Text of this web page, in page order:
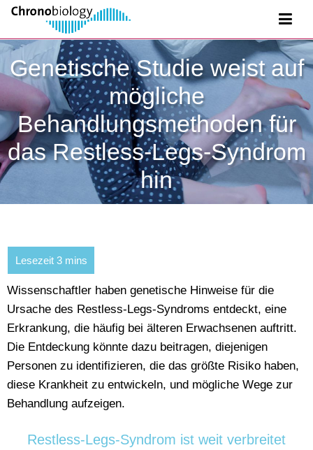
Genetische Studie weist auf
mögliche
Behandlungsmethoden für
das Restless-Legs-Syndrom
hin
Wissenschaftler haben genetische Hinweise für die
Ursache des Restless-Legs-Syndroms entdeckt, eine
Erkrankung, die häufig bei älteren Erwachsenen auftritt.
Die Entdeckung könnte dazu beitragen, diejenigen
Personen zu identifizieren, die das größte Risiko haben,
diese Krankheit zu entwickeln, und mögliche Wege zur
Behandlung aufzeigen.
Restless-Legs-Syndrom ist weit verbreitet